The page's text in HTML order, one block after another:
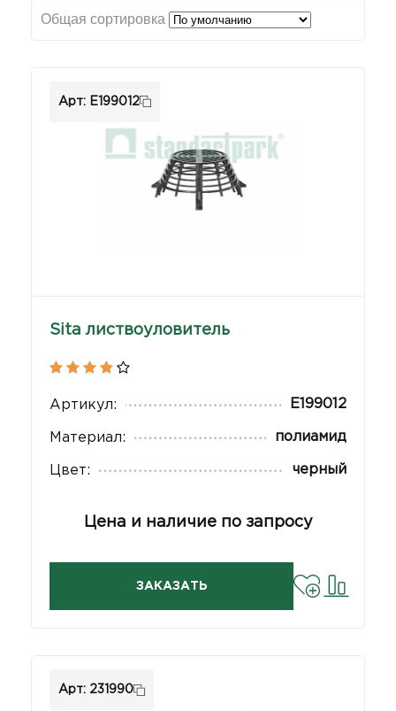
Общая сортировка
Арт: E199012
Sita листвоуловитель
Артикул: E199012
Материал: полиамид
Цвет: черный
Цена и наличие по запросу
ЗАКАЗАТЬ
Арт: 231990